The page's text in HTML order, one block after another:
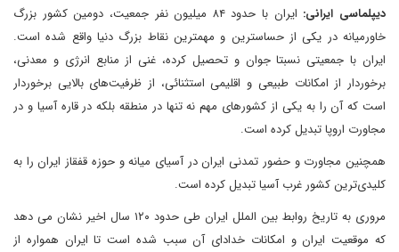
دیپلماسی ایرانی:
ایران با حدود ۸۴ میلیون نفر جمعیت، دومین کشور بزرگ
خاورمیانه در یکی از حساسترین و مهمترین نقاط بزرگ دنیا واقع شده است.
ایران با جمعیتی نسبتا جوان و تحصیل کرده، غنی از منابع انرژی و معدنی،
برخوردار از امکانات طبیعی و اقلیمی استثنائی، از ظرفیت‌های بالایی برخوردار
است که آن را به یکی از کشورهای مهم نه تنها در منطقه بلکه در قاره آسیا و در
مجاورت اروپا تبدیل کرده است.
همچنین مجاورت و حضور تمدنی ایران در آسیای میانه و حوزه قفقاز ایران را به
کلیدی‌ترین کشور غرب آسیا تبدیل کرده است.
مروری به تاریخ روابط بین الملل ایران طی حدود ۱۲۰ سال اخیر نشان می دهد
که موقعیت ایران و امکانات خدادای آن سبب شده است تا ایران همواره از